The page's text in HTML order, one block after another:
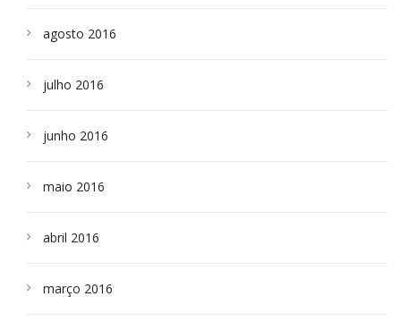
agosto 2016
julho 2016
junho 2016
maio 2016
abril 2016
março 2016